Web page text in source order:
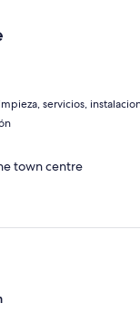
servicios,
town centre